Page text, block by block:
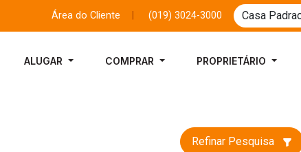
Área do Cliente (019) 3024-3000
ALUGAR COMPRAR PROPRIETÁRIO
Refinar Pesquisa